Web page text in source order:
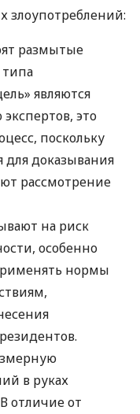
злоупотреблений:
размытые
являются
это
поскольку
для доказывания
рассмотрение
на риск
особенно
нормы
в руках
отличие от